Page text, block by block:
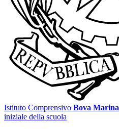
Istituto Comprensivo Bova Marina
iniziale della scuola